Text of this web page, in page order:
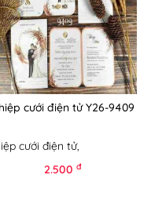
cưới điện tử Y26-9409
cưới điện tử,
2.500đ